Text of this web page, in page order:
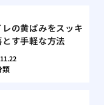
レの黄ばみをスッキ
とす手軽な方法
類